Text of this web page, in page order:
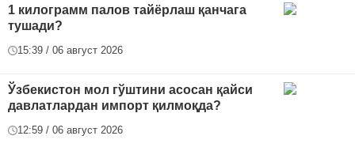
1 килограмм палов тайёрлаш қанчага
тушади?
15:39 / 06 август 2026
Ўзбекистон мол гўштини асосан қайси
давлатлардан импорт қилмоқда?
12:59 / 06 август 2026